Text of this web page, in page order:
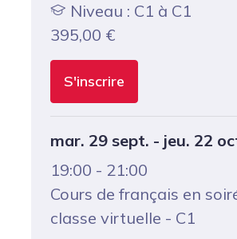
Niveau : C1 à C1
395,00 €
S'inscrire
mar. 29 sept. - jeu. 22
19:00 - 21:00
Cours de français en
classe virtuelle - C1